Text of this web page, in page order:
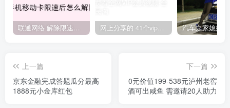
联通网络 解除限速方法参考！畅享、畅玩、老白干等及其它地区自测了 网上分享的 41个vip解析接口 有需要的拿去~ 免费看全网VIP会员视频
上一篇
京东金融完成答题瓜分最高
1888元小金库红包
下一篇
0元价值199-538元泸州老窖
酒可出咸鱼 需邀请20人助力